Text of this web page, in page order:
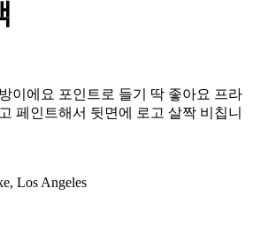
이에요 포인트로 들기 딱 좋아요 프라
페인트해서 뒷면에 로고 살짝 비칩니
Los Angeles